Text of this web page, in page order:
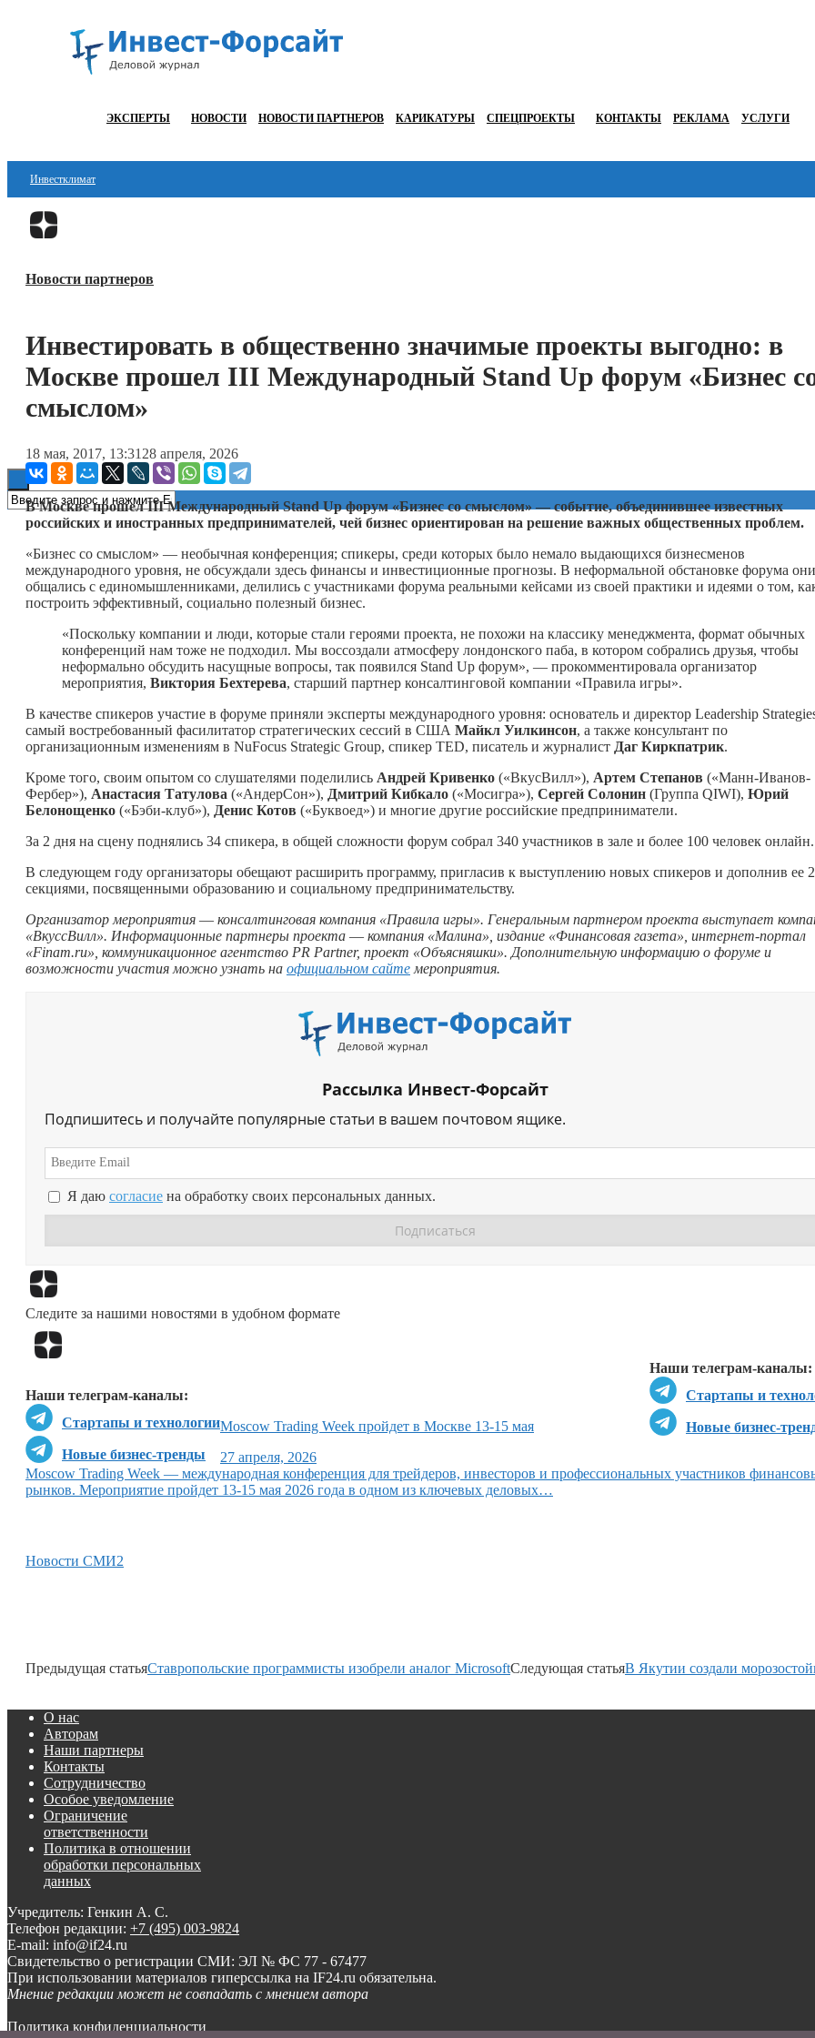
ЭКСПЕРТЫ НОВОСТИ НОВОСТИ ПАРТНЕРОВ КАРИКАТУРЫ СПЕЦПРОЕКТЫ КОНТАКТЫ РЕКЛАМА УСЛУГИ
Инвестклимат
Финансы
Блокчейн
Новости партнеров
Инвестировать в общественно значимые проекты выгодно: в
Москве прошел III Международный Stand Up форум «Бизнес
смыслом»
18 мая, 2017, 13:31 28 апреля, 2026
В Москве прошел III Международный Stand Up форум «Бизнес со смыслом» — событие, объединившее известных
российских и иностранных предпринимателей, чей бизнес ориентирован на решение важных общественных проблем.
«Бизнес со смыслом» — необычная конференция; спикеры, среди которых было немало выдающихся бизнесменов
международного уровня, не обсуждали здесь финансы и инвестиционные прогнозы. В неформальной обстановке форума они
общались с единомышленниками, делились с участниками форума реальными кейсами из своей практики и идеями о том,
построить эффективный, социально полезный бизнес.
«Поскольку компании и люди, которые стали героями проекта, не похожи на классику менеджмента, формат обычных
конференций нам тоже не подходил. Мы воссоздали атмосферу лондонского паба, в котором собрались друзья, чтобы
неформально обсудить насущные вопросы, так появился Stand Up форум», — прокомментировала организатор
мероприятия, Виктория Бехтерева, старший партнер консалтинговой компании «Правила игры».
В качестве спикеров участие в форуме приняли эксперты международного уровня: основатель и директор Leadership
самый востребованный фасилитатор стратегических сессий в США Майкл Уилкинсон, а также консультант по
организационным изменениям в NuFocus Strategic Group, спикер TED, писатель и журналист Даг Киркпатрик.
Кроме того, своим опытом со слушателями поделились Андрей Кривенко («ВкусВилл»), Артем Степанов («Манн-Иванов-
Фербер»), Анастасия Татулова («АндерСон»), Дмитрий Кибкало («Мосигра»), Сергей Солонин (Группа QIWI), Юрий
Белонощенко («Бэби-клуб»), Денис Котов («Буквоед») и многие другие российские предприниматели.
За 2 дня на сцену поднялись 34 спикера, в общей сложности форум собрал 340 участников в зале и более 100 человек онлайн.
В следующем году организаторы обещают расширить программу, пригласив к выступлению новых спикеров и дополнив ее 2
секциями, посвященными образованию и социальному предпринимательству.
Организатор мероприятия — консалтинговая компания «Правила игры». Генеральным партнером проекта выступает
«ВкуссВилл». Информационные партнеры проекта — компания «Малина», издание «Финансовая газета», интернет-портал
«Finam.ru», коммуникационное агентство PR Partner, проект «Объясняшки». Дополнительную информацию о форуме и
возможности участия можно узнать на официальном сайте мероприятия.
Рассылка Инвест-Форсайт
Подпишитесь и получайте популярные статьи в вашем почтовом ящике.
Я даю согласие на обработку своих персональных данных.
Следите за нашими новостями в удобном формате
Наши телеграм-каналы:
Стартапы и
Новые бизнес-
Наши телеграм-каналы:
Стартапы и технологии
Новые бизнес-тренды
Moscow Trading Week пройдет в Москве 13-15 мая
27 апреля, 2026
Moscow Trading Week — международная конференция для трейдеров, инвесторов и профессиональных участников
рынков. Мероприятие пройдет 13-15 мая 2026 года в одном из ключевых деловых…
Новости СМИ2
Предыдущая статьяСтавропольские программисты изобрели аналог MicrosoftСледующая статьяВ Якутии создали
О нас
Авторам
Наши партнеры
Контакты
Сотрудничество
Особое уведомление
Ограничение
ответственности
Политика в отношении
обработки персональных
данных
Учредитель: Генкин А. С.
Телефон редакции: +7 (495) 003-9824
E-mail: info@if24.ru
Свидетельство о регистрации СМИ: ЭЛ № ФС 77 - 67477
При использовании материалов гиперссылка на IF24.ru обязательна.
Мнение редакции может не совпадать с мнением автора
Политика конфиденциальности